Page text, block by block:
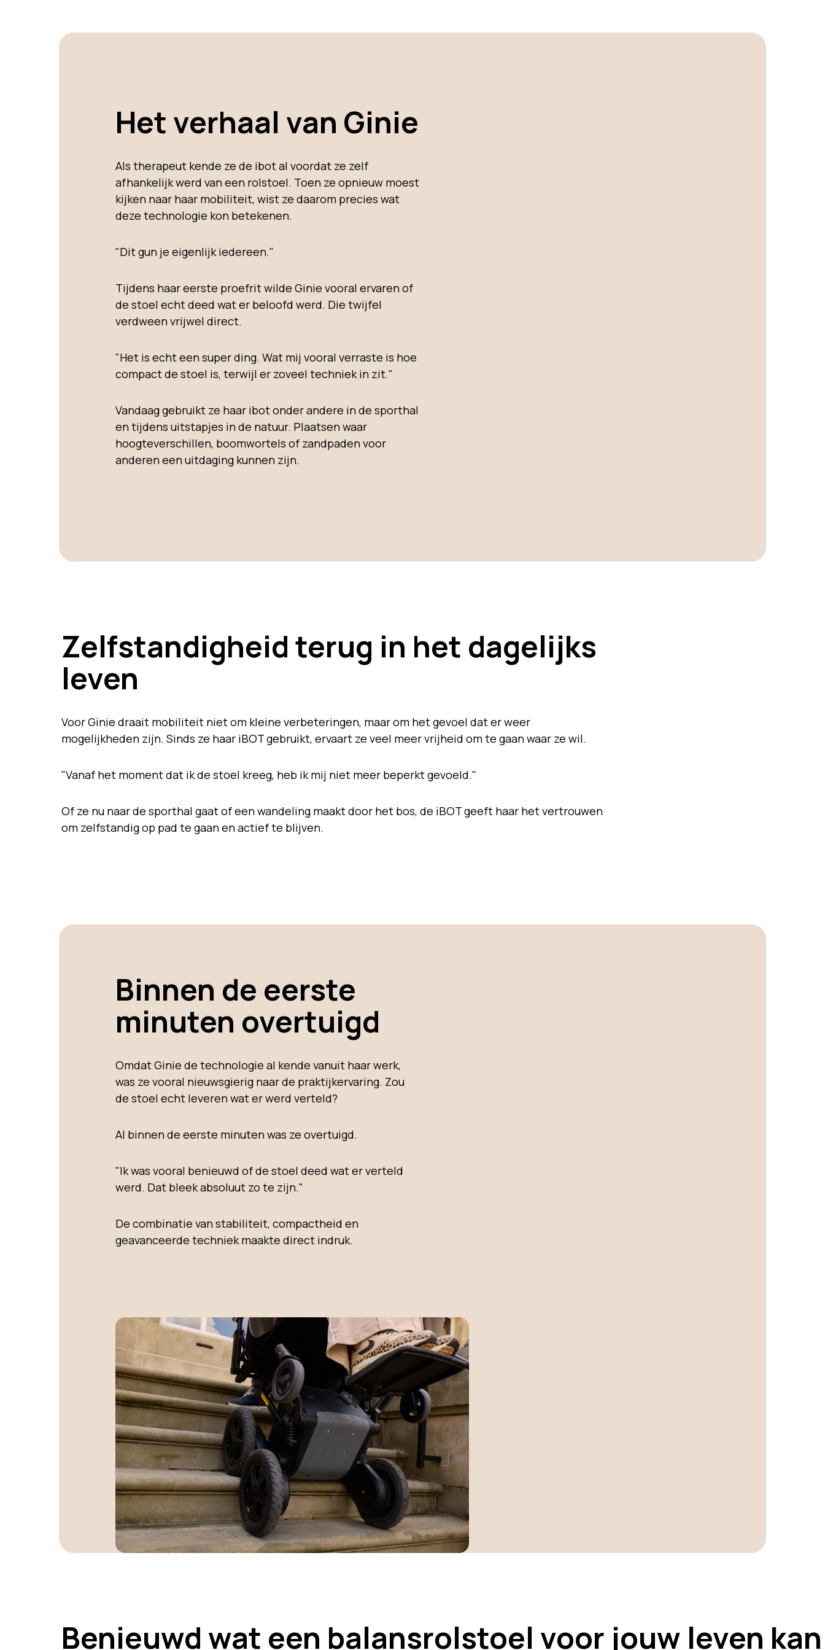
Het verhaal van Ginie
Als therapeut kende ze de ibot al voordat ze zelf
afhankelijk werd van een rolstoel. Toen ze opnieuw moest
kijken naar haar mobiliteit, wist ze daarom precies wat
deze technologie kon betekenen.
"Dit gun je eigenlijk iedereen."
Tijdens haar eerste proefrit wilde Ginie vooral ervaren of
de stoel echt deed wat er beloofd werd. Die twijfel
verdween vrijwel direct.
"Het is echt een super ding. Wat mij vooral verraste is hoe
compact de stoel is, terwijl er zoveel techniek in zit."
Vandaag gebruikt ze haar ibot onder andere in de sporthal
en tijdens uitstapjes in de natuur. Plaatsen waar
hoogteverschillen, boomwortels of zandpaden voor
anderen een uitdaging kunnen zijn.
Zelfstandigheid terug in het dagelijks
leven
Voor Ginie draait mobiliteit niet om kleine verbeteringen, maar om het gevoel dat er weer
mogelijkheden zijn. Sinds ze haar iBOT gebruikt, ervaart ze veel meer vrijheid om te gaan waar ze wil.
"Vanaf het moment dat ik de stoel kreeg, heb ik mij niet meer beperkt gevoeld."
Of ze nu naar de sporthal gaat of een wandeling maakt door het bos, de iBOT geeft haar het vertrouwen
om zelfstandig op pad te gaan en actief te blijven.
Binnen de eerste
minuten overtuigd
Omdat Ginie de technologie al kende vanuit haar werk,
was ze vooral nieuwsgierig naar de praktijkervaring. Zou
de stoel echt leveren wat er werd verteld?
Al binnen de eerste minuten was ze overtuigd.
"Ik was vooral benieuwd of de stoel deed wat er verteld
werd. Dat bleek absoluut zo te zijn."
De combinatie van stabiliteit, compactheid en
geavanceerde techniek maakte direct indruk.
Benieuwd wat een balansrolstoel voor jouw leven kan